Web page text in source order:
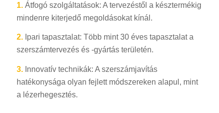
1.Átfogó szolgáltatások: A tervezéstől a késztermékig
mindenre kiterjedő megoldásokat kínál.
2.Ipari tapasztalat: Több mint 30 éves tapasztalat a
szerszámtervezés és -gyártás területén.
3.Innovatív technikák: A szerszámjavítás
hatékonysága olyan fejlett módszereken alapul, mint
a lézerhegesztés.